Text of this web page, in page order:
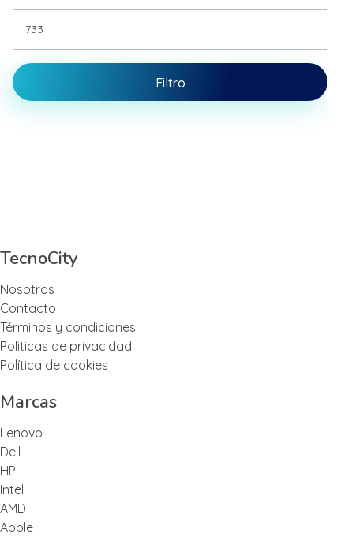
Filtro
TecnoCity
Nosotros
Contacto
Términos y condiciones
Politicas de privacidad
Política de cookies
Marcas
Lenovo
Dell
HP
Intel
AMD
Apple